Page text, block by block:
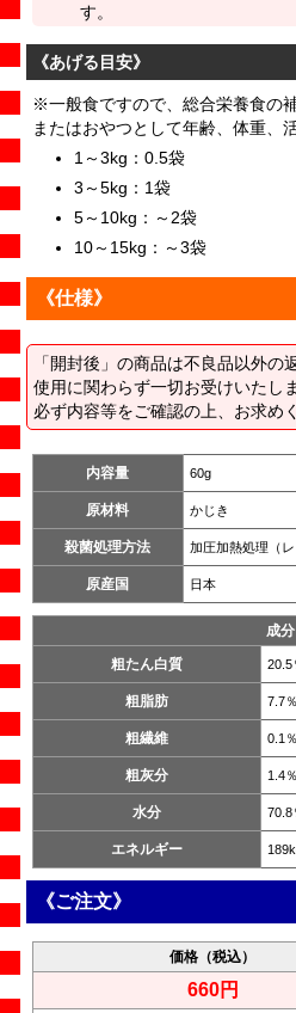
す。
《あげる目安》
※一般食ですので、総合栄養食の
またはおやつとして年齢、体重、
1～3kg：0.5袋
3～5kg：1袋
5～10kg：～2袋
10～15kg：～3袋
《仕様》
「開封後」の商品は不良品以外
使用に関わらず一切お受けいたし
必ず内容等をご確認の上、お求め
内容量 60g
原材料 かじき
殺菌処理方法 加圧加熱処理（レ
原産国 日本
成分
粗たん白質
20.5
粗脂肪 7.7
粗繊維 0.1
粗灰分 1.4
水分 70.8
エネルギー
《ご注文》
価格（税込）
660円